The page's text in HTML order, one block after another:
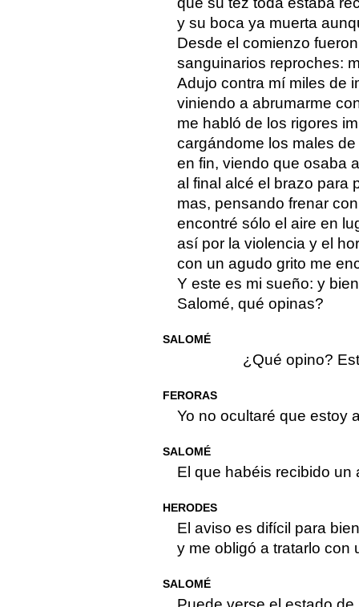
y su boca ya muerta
Desde el comienzo
sanguinarios reproches:
Adujo contra mí miles de
viniendo a abrumarme
me habló de los rigores
cargándome los males
en fin, viendo que osaba
al final alcé el brazo para
mas, pensando frenar
encontré sólo el aire en
así por la violencia y el
con un agudo grito me
Y este es mi sueño: y
Salomé, qué opinas?
SALOMÉ
¿Qué opino?
FERORAS
Yo no ocultaré que estoy
SALOMÉ
El que habéis recibido un
HERODES
El aviso es difícil para
y me obligó a tratarlo con
SALOMÉ